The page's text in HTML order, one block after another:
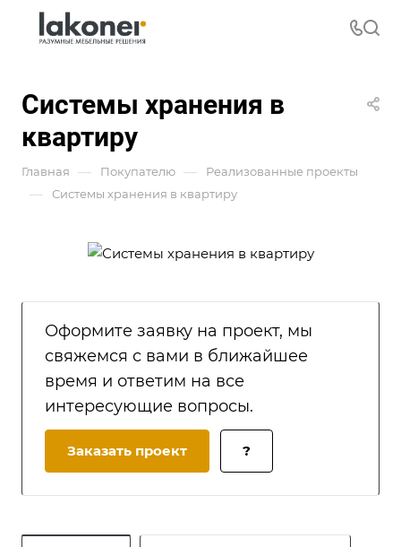
Системы хранения в
квартиру
Главная — Покупателю — Реализованные проекты
— Системы хранения в квартиру
Оформите заявку на проект, мы
свяжемся с вами в ближайшее
время и ответим на все
интересующие вопросы.
Заказать проект ?